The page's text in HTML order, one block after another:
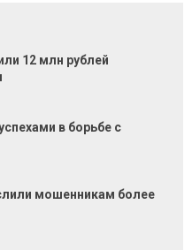
12 млн рублей
в борьбе с
мошенникам более